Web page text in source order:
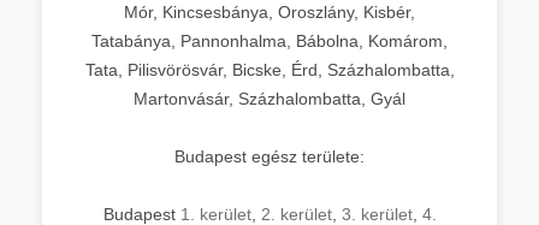
Mór, Kincsesbánya, Oroszlány, Kisbér,
Tatabánya, Pannonhalma, Bábolna, Komárom,
Tata, Pilisvörösvár, Bicske, Érd, Százhalombatta,
Martonvásár, Százhalombatta, Gyál
Budapest egész területe:
Budapest 1. kerület, 2. kerület, 3. kerület, 4.